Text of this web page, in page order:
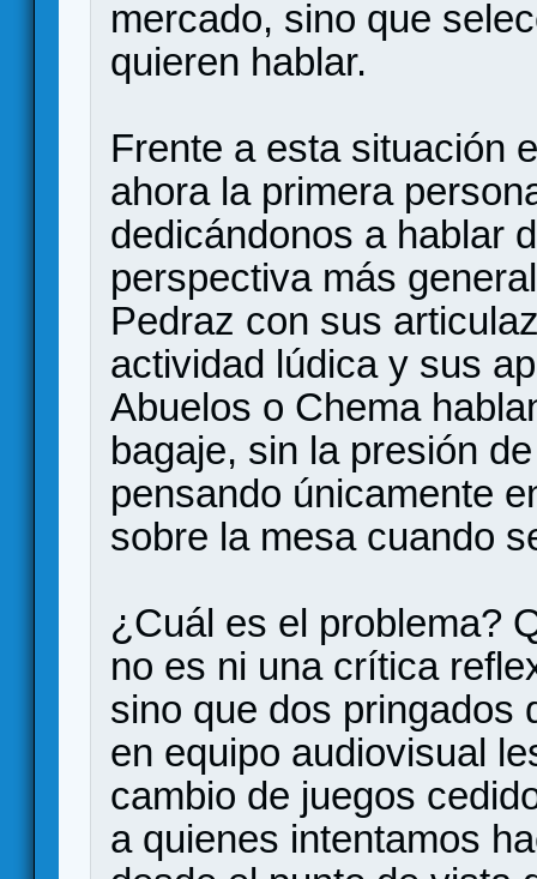
mercado, sino que
quieren hablar.
Frente a esta situación
ahora la primera
dedicándonos a hablar
perspectiva más
Pedraz con sus
actividad lúdica y sus
Abuelos o Chema
bagaje, sin la presión
pensando únicamente
sobre la mesa cuando
¿Cuál es el problema?
no es ni una crítica
sino que dos pringados
en equipo audiovisual
cambio de juegos
a quienes intentamos